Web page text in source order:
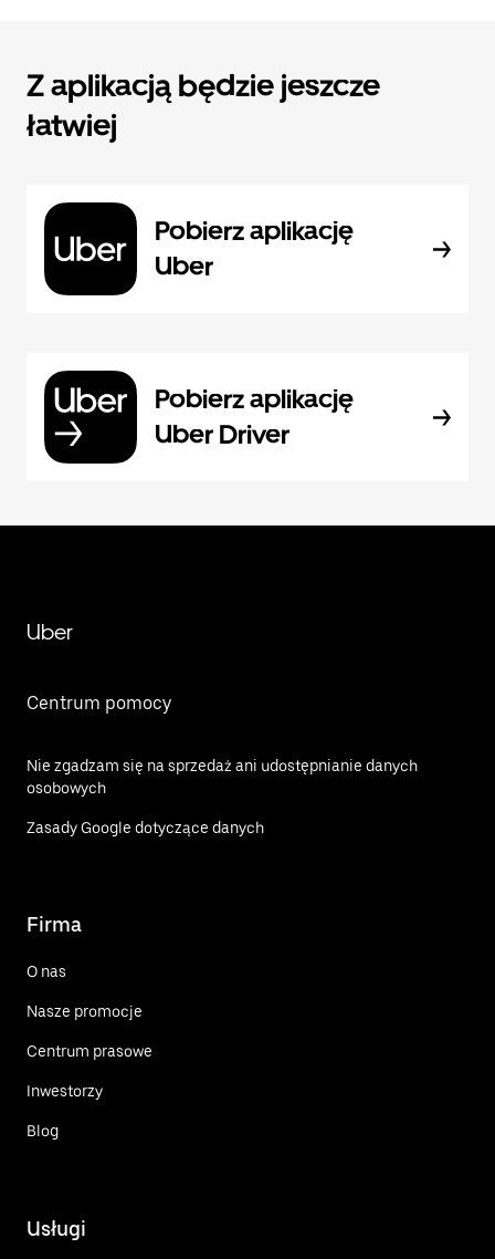
Z aplikacją będzie jeszcze
łatwiej
Pobierz aplikację
Uber
Pobierz aplikację
Uber Driver
Uber
Centrum pomocy
Nie zgadzam się na sprzedaż ani udostępnianie danych
osobowych
Zasady Google dotyczące danych
Firma
O nas
Nasze promocje
Centrum prasowe
Inwestorzy
Blog
Usługi